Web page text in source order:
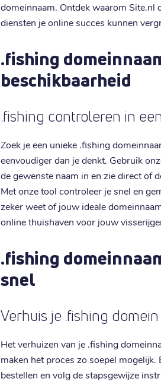
domeinnaam. Ontdek waarom Site.nl
diensten je online succes kunnen
.fishing
beschikbaarheid
.fishing controleren in
Zoek je een unieke .fishing
eenvoudiger dan je denkt. Gebruik
de gewenste naam in en zie direct of
Met onze tool controleer je snel en
zeker weet of jouw ideale
online thuishaven voor jouw
.fishing
snel
Verhuis je .fishing
Het verhuizen van je .fishing
maken het proces zo soepel
bestellen en volg de stapsgewijze